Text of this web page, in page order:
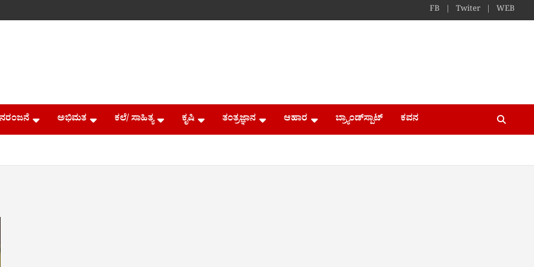
FB Twiter WEB
ಅಭಿಮತ ಕಲೆ/ ಸಾಹಿತ್ಯ ಕೃಷಿ ತಂತ್ರಜ್ಞಾನ ಆಹಾರ ಬ್ರ್ಯಾಂಡ್​ಸ್ಪಾಟ್ ಕವನ